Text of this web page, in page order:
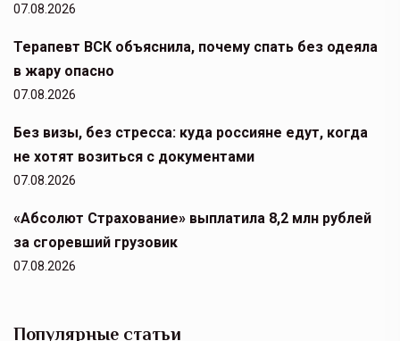
07.08.2026
Терапевт ВСК объяснила, почему спать без одеяла
в жару опасно
07.08.2026
Без визы, без стресса: куда россияне едут, когда
не хотят возиться с документами
07.08.2026
«Абсолют Страхование» выплатила 8,2 млн рублей
за сгоревший грузовик
07.08.2026
Популярные статьи